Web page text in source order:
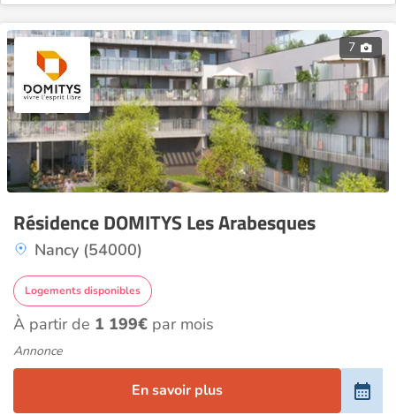
7
Résidence DOMITYS Les Arabesques
Nancy (54000)
Logements disponibles
À partir de 1 199€ par mois
Annonce
En savoir plus